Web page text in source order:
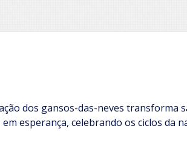
dos gansos-das-neves transforma
esperança, celebrando os ciclos da